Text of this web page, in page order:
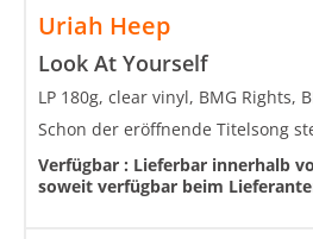
Uriah Heep
Look At Yourself
LP 180g, clear vinyl, BMG Rights,
Schon der eröffnende Titelsong
Verfügbar : Lieferbar innerhalb
soweit verfügbar beim